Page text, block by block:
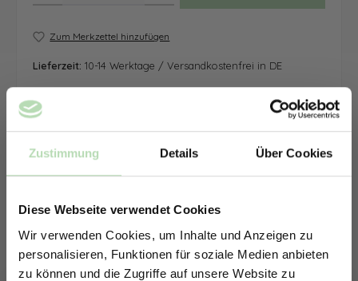
Zustimmung Details Über Cookies
Diese Webseite verwendet Cookies
Wir verwenden Cookies, um Inhalte und Anzeigen zu
personalisieren, Funktionen für soziale Medien anbieten
zu können und die Zugriffe auf unsere Website zu
Zum Merkzettel hinzufügen
Lieferzeit: 10-14 Werktage / Versandkostenfrei in DE